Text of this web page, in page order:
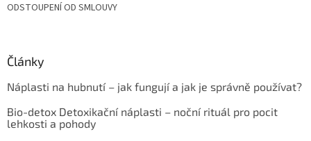
ODSTOUPENÍ OD SMLOUVY
Články
Náplasti na hubnutí – jak fungují a jak je správně používat?
Bio-detox Detoxikační náplasti – noční rituál pro pocit
lehkosti a pohody